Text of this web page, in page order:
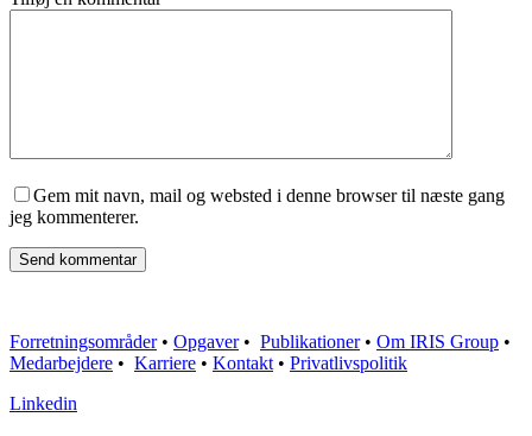
Gem mit navn, mail og websted i denne browser til næste gang
jeg kommenterer.
Send kommentar
Forretningsområder• Opgaver• Publikationer• Om IRIS Group •
Medarbejdere • Karriere • Kontakt • Privatlivspolitik
Linkedin